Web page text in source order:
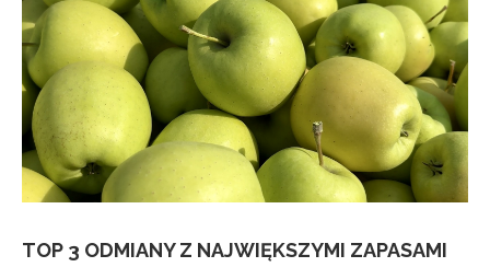
TOP 3 ODMIANY Z NAJWIĘKSZYMI ZAPASAMI